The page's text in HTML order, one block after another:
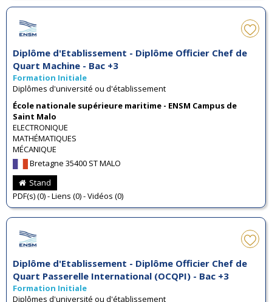
Diplôme d'Etablissement - Diplôme Officier Chef de
Quart Machine - Bac +3
Formation Initiale
Diplômes d'université ou d'établissement
École nationale supérieure maritime - ENSM Campus de
Saint Malo
ELECTRONIQUE
MATHÉMATIQUES
MÉCANIQUE
Bretagne 35400 ST MALO
Stand
PDF(s) (0) - Liens (0) - Vidéos (0)
Diplôme d'Etablissement - Diplôme Officier Chef de
Quart Passerelle International (OCQPI) - Bac +3
Formation Initiale
Diplômes d'université ou d'établissement